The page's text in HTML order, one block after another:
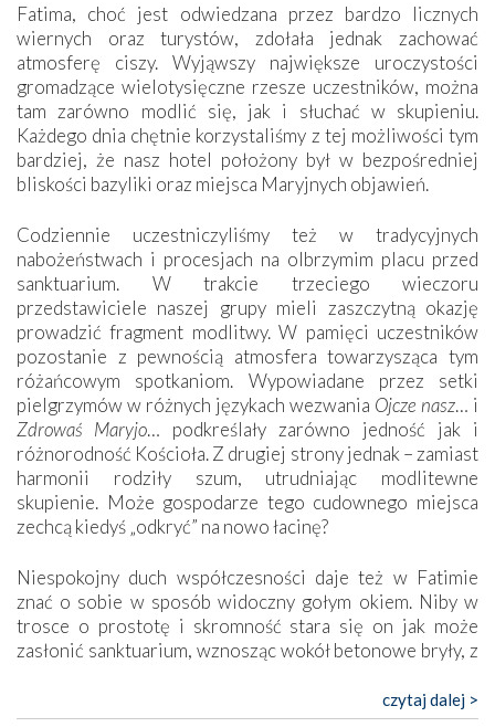
Fatima, choć jest odwiedzana przez bardzo licznych
wiernych oraz turystów, zdołała jednak zachować
atmosferę ciszy. Wyjąwszy największe uroczystości
gromadzące wielotysięczne rzesze uczestników, można
tam zarówno modlić się, jak i słuchać w skupieniu.
Każdego dnia chętnie korzystaliśmy z tej możliwości tym
bardziej, że nasz hotel położony był w bezpośredniej
bliskości bazyliki oraz miejsca Maryjnych objawień.
Codziennie uczestniczyliśmy też w tradycyjnych
nabożeństwach i procesjach na olbrzymim placu przed
sanktuarium. W trakcie trzeciego wieczoru
przedstawiciele naszej grupy mieli zaszczytną okazję
prowadzić fragment modlitwy. W pamięci uczestników
pozostanie z pewnością atmosfera towarzysząca tym
różańcowym spotkaniom. Wypowiadane przez setki
pielgrzymów w różnych językach wezwania Ojcze nasz… i
Zdrowaś Maryjo… podkreślały zarówno jedność jak i
różnorodność Kościoła. Z drugiej strony jednak – zamiast
harmonii rodziły szum, utrudniając modlitewne
skupienie. Może gospodarze tego cudownego miejsca
zechcą kiedyś „odkryć” na nowo łacinę?
Niespokojny duch współczesności daje też w Fatimie
znać o sobie w sposób widoczny gołym okiem. Niby w
trosce o prostotę i skromność stara się on jak może
zasłonić sanktuarium, wznosząc wokół betonowe bryły, z
katolickiego kultu. Tylko co wspólnego z żywą,
czytaj dalej >